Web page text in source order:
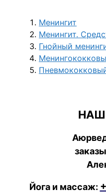
Менингит
Менингит.
Гнойный
Йога и массаж: